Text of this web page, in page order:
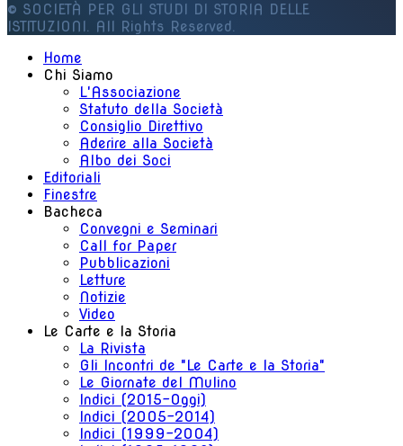
© SOCIETÀ PER GLI STUDI DI STORIA DELLE
ISTITUZIONI. All Rights Reserved.
Home
Chi Siamo
L'Associazione
Statuto della Società
Consiglio Direttivo
Aderire alla Società
Albo dei Soci
Editoriali
Finestre
Bacheca
Convegni e Seminari
Call for Paper
Pubblicazioni
Letture
Notizie
Video
Le Carte e la Storia
La Rivista
Gli Incontri de "Le Carte e la Storia"
Le Giornate del Mulino
Indici (2015-Oggi)
Indici (2005-2014)
Indici (1999-2004)